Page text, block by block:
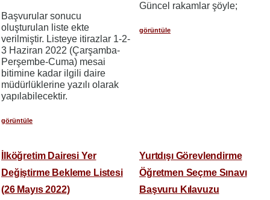
Başvurular sonucu
oluşturulan liste ekte
verilmiştir. Listeye itirazlar 1-2-
3 Haziran 2022 (Çarşamba-
Perşembe-Cuma) mesai
bitimine kadar ilgili daire
müdürlüklerine yazılı olarak
yapılabilecektir.
görüntüle
Güncel rakamlar şöyle;
görüntüle
İlköğretim Dairesi Yer
Değiştirme Bekleme Listesi
(26 Mayıs 2022)
Yurtdışı Görevlendirme
Öğretmen Seçme Sınavı
Başvuru Kılavuzu